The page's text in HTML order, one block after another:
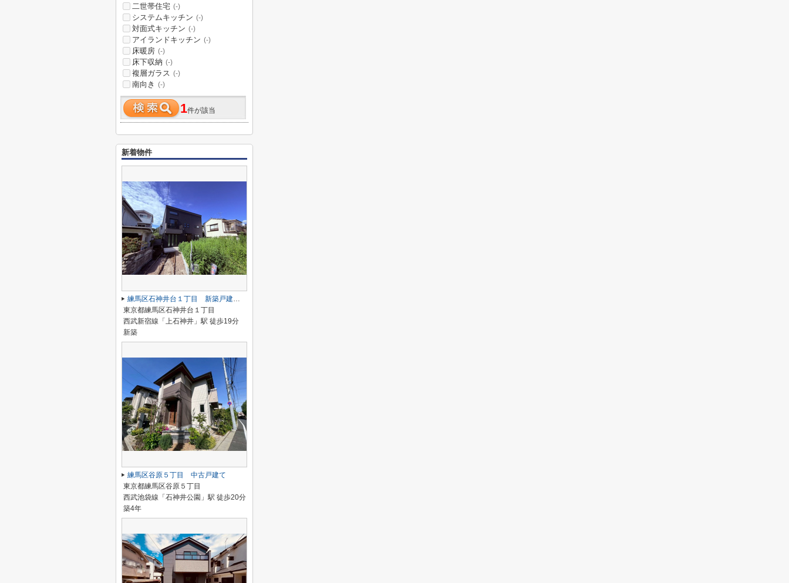
二世帯住宅 (-)
システムキッチン (-)
対面式キッチン (-)
アイランドキッチン (-)
床暖房 (-)
床下収納 (-)
複層ガラス (-)
南向き (-)
1件が該当
新着物件
練馬区石神井台１丁目 新築戸建て A号棟
東京都練馬区石神井台１丁目
西武新宿線「上石神井」駅 徒歩19分
新築
練馬区谷原５丁目 中古戸建て
東京都練馬区谷原５丁目
西武池袋線「石神井公園」駅 徒歩20分
築4年